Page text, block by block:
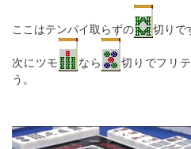
ここはテンパイ取らずの 切りで
次にツモ なら
切りでフリ
う。